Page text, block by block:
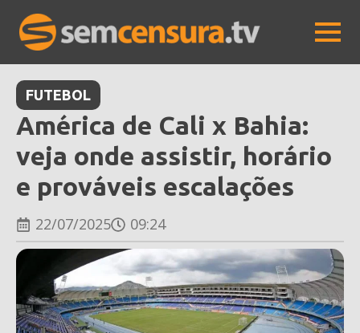
FUTEBOL
América de Cali x Bahia:
veja onde assistir, horário
e prováveis escalações
22/07/2025 09:24